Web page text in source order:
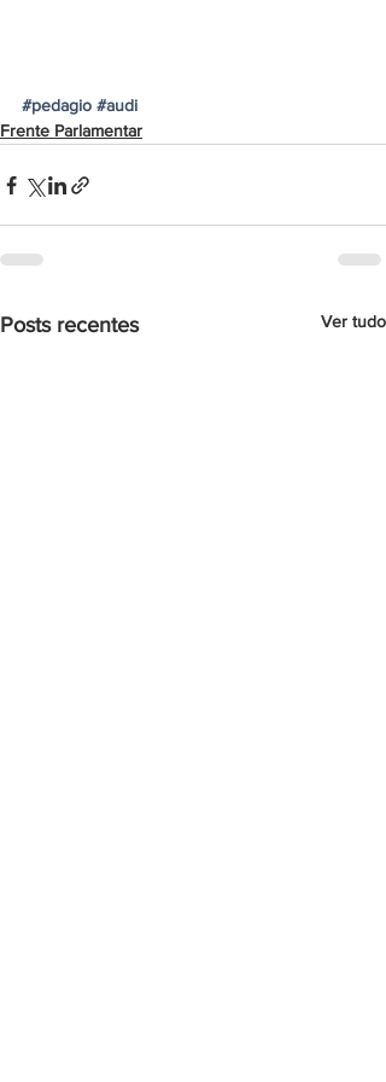
#pedagio #audi
Frente Parlamentar
Posts recentes Ver tudo